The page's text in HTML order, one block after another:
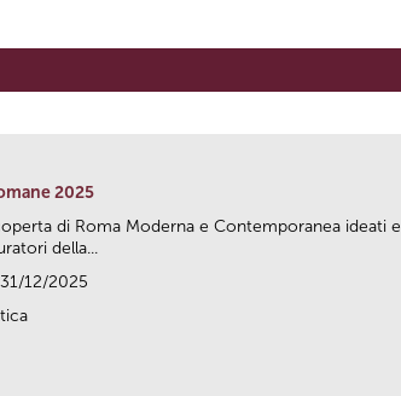
2025
di Roma Moderna e Contemporanea ideati e
della...
12/2025